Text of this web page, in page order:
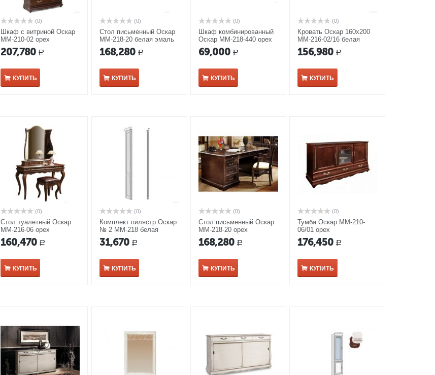
(0)
Шкаф с витриной Оскар
ММ-210-02 орех
207,780 Р
КУПИТЬ
(0)
Стол письменный Оскар
ММ-218-20 белая эмаль
168,280 Р
КУПИТЬ
(0)
Шкаф комбинированный
Оскар ММ-218-440 орех
69,000 Р
КУПИТЬ
(0)
Кровать Оскар 160х200
ММ-216-02/16 белая
эмаль
156,980 Р
КУПИТЬ
(0)
Стол туалетный Оскар
ММ-216-06 орех
160,470 Р
КУПИТЬ
(0)
Комплект пилястр Оскар
№ 2 ММ-218 белая
эмаль
31,670 Р
КУПИТЬ
(0)
Стол письменный Оскар
ММ-218-20 орех
168,280 Р
КУПИТЬ
(0)
Тумба Оскар ММ-210-
06/01 орех
176,450 Р
КУПИТЬ